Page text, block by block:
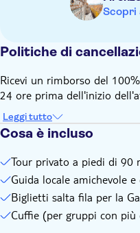
Scopri
Politiche di
Ricevi un rimborso del
24 ore prima dell'inizio
Leggi tutto
Cosa è incluso
Tour privato a piedi di 90
Guida locale amichevole
Biglietti salta fila per la
Cuffie (per gruppi con più